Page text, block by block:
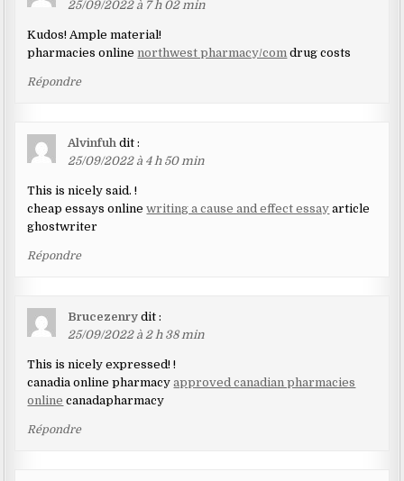
25/09/2022 à 7 h 02 min
Kudos! Ample material!
pharmacies online northwest pharmacy/com drug costs
Répondre
Alvinfuh dit :
25/09/2022 à 4 h 50 min
This is nicely said. !
cheap essays onlinewriting a cause and effect essay article
ghostwriter
Répondre
Brucezenry dit :
25/09/2022 à 2 h 38 min
This is nicely expressed! !
canadia online pharmacyapproved canadian pharmacies
online canadapharmacy
Répondre